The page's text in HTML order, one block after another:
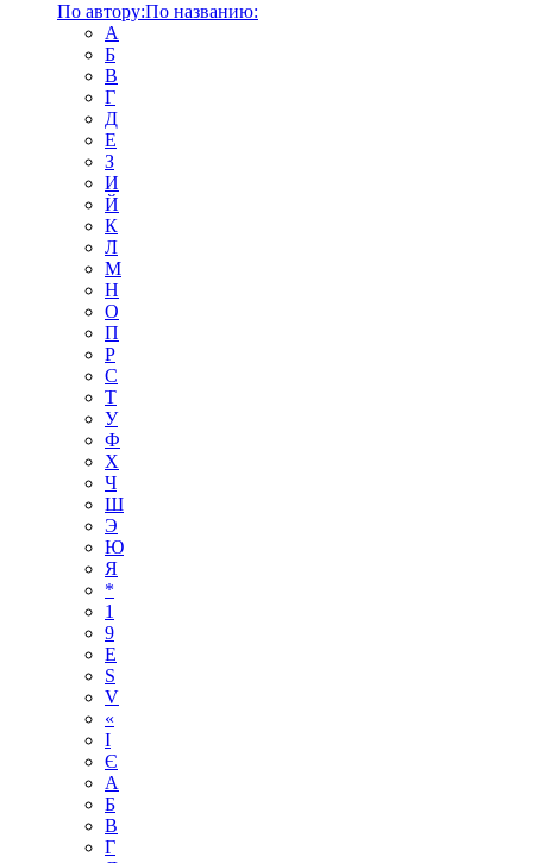
По автору:По названию:
А
Б
В
Г
Д
Е
З
И
Й
К
Л
М
Н
О
П
Р
С
Т
У
Ф
Х
Ч
Ш
Э
Ю
Я
*
1
9
E
S
V
«
І
Є
А
Б
В
Г